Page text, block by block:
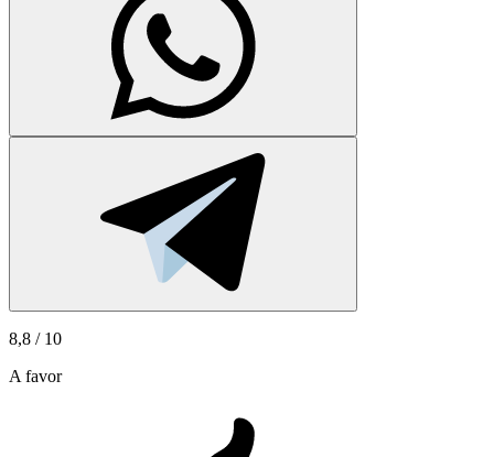
8,8 / 10
A favor